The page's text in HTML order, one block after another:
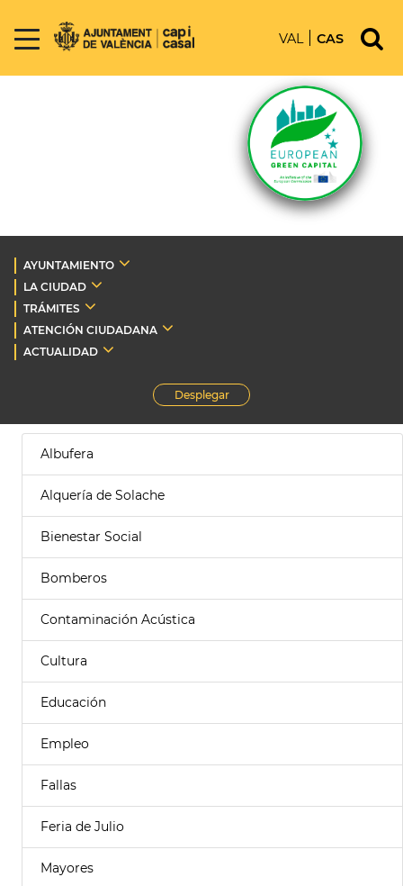
VAL CAS
AYUNTAMIENTO
LA CIUDAD
TRÁMITES
ATENCIÓN CIUDADANA
ACTUALIDAD
Desplegar
Albufera
Alquería de Solache
Bienestar Social
Bomberos
Contaminación Acústica
Cultura
Educación
Empleo
Fallas
Feria de Julio
Mayores